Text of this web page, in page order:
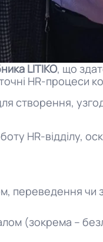
LITIKO, що
HR-процеси
створення,
HR-відділу,
переведення чи
(зокрема –